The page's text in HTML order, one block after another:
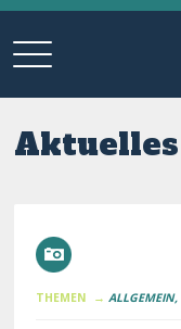
Aktuelles
THEMEN → ALLGEMEIN